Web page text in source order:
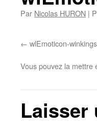
Par Nicolas HURON |
wlEmoticon-
Vous pouvez la mettre
Laisser